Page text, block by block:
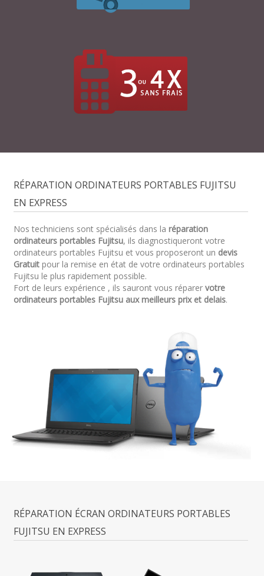
RÉPARATION ORDINATEURS PORTABLES FUJITSU
EN EXPRESS
Nos techniciens sont spécialisés dans la réparation
ordinateurs portables Fujitsu, ils diagnostiqueront votre
ordinateurs portables Fujitsu et vous proposeront un devis
Gratuitpour la remise en état de votre ordinateurs portables
Fujitsu le plus rapidement possible.
Fort de leurs expérience , ils sauront vous réparer votre
ordinateurs portables Fujitsu aux meilleurs prix et delais.
RÉPARATION ÉCRAN ORDINATEURS PORTABLES
FUJITSU EN EXPRESS